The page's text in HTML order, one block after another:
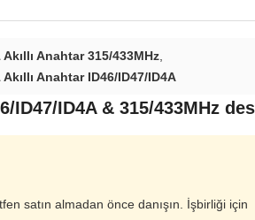
Anahtar 315/433MHz,
Anahtar ID46/ID47/ID4A
ID47/ID4A & 315/433MHz
satın almadan önce danışın. İşbirliği için